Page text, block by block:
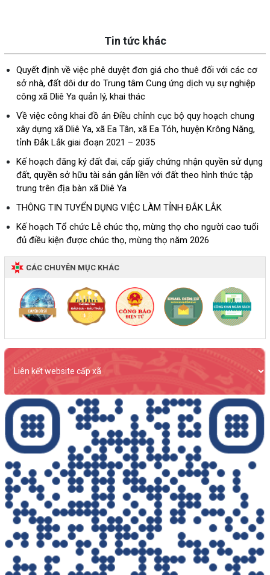
Tin tức khác
Quyết định về việc phê duyệt đơn giá cho thuê đối với các cơ
sở nhà, đất dôi dư do Trung tâm Cung ứng dịch vụ sự nghiệp
công xã Dliê Ya quản lý, khai thác
Về việc công khai đồ án Điều chỉnh cục bộ quy hoạch chung
xây dựng xã Dliê Ya, xã Ea Tân, xã Ea Tóh, huyện Krông Năng,
tỉnh Đắk Lắk giai đoạn 2021 – 2035
Kế hoạch đăng ký đất đai, cấp giấy chứng nhận quyền sử dụng
đất, quyền sở hữu tài sản gắn liền với đất theo hình thức tập
trung trên địa bàn xã Dliê Ya
THÔNG TIN TUYỂN DỤNG VIỆC LÀM TỈNH ĐẮK LẮK
Kế hoạch Tổ chức Lễ chúc thọ, mừng thọ cho người cao tuổi
đủ điều kiện được chúc thọ, mừng thọ năm 2026
CÁC CHUYÊN MỤC KHÁC